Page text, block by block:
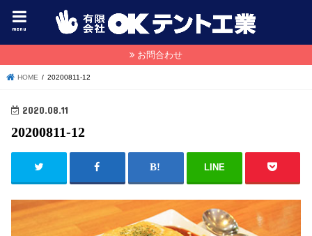
menu
お問合わせ
HOME 20200811-12
2020.08.11
20200811-12
LINE